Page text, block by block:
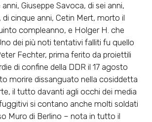
Giuseppe Savoca, di sei anni,
cinque anni, Cetin Mert, morto il
compleanno, e Holger H. che
dei più noti tentativi falliti fu quello
Fechter, prima ferito da proiettili
di confine della DDR il 17 agosto
morire dissanguato nella cosiddetta
il tutto davanti agli occhi dei media
si contano anche molti soldati
Muro di Berlino – nota in tutto il